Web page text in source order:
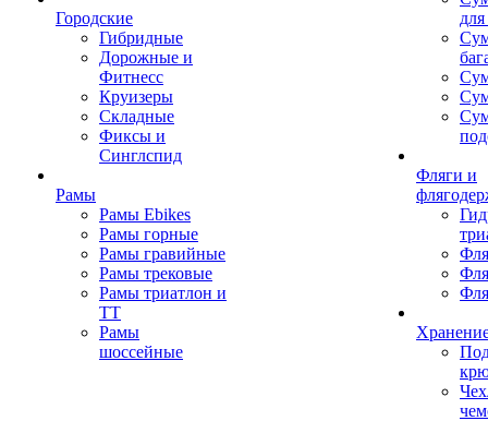
Городские
Гибридные
Дорожные и
Фитнесс
Круизеры
Складные
Фиксы и
Синглспид
Рамы
Рамы Ebikes
Рамы горные
Рамы гравийные
Рамы трековые
Рамы триатлон и
ТТ
Рамы
шоссейные
Фляги и